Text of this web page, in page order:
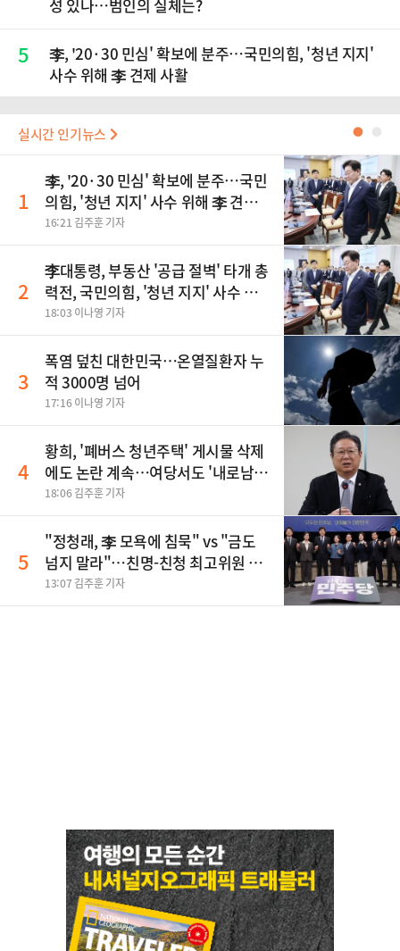
성 있나…범인의 실체는?
5
李, '20·30 민심' 확보에 분주…국민의힘, '청년 지지'
사수 위해 李 견제 사활
실시간 인기뉴스 ●
1
李, '20·30 민심' 확보에 분주…국민
의힘, '청년 지지' 사수 위해 李 견제
사활
16:21 김주훈 기자
2
李대통령, 부동산 '공급 절벽' 타개 총
력전, 국민의힘, '청년 지지' 사수 위
해 李 견제 사활 등
18:03 이나영 기자
3
폭염 덮친 대한민국…온열질환자 누
적 3000명 넘어
17:16 이나영 기자
4
황희, '폐버스 청년주택' 게시물 삭제
에도 논란 계속…여당서도 '내로남
불' 비판
18:06 김주훈 기자
5
"정청래, 李 모욕에 침묵" vs "금도
넘지 말라"…친명-친청 최고위원 후
보, 제주서 격돌
13:07 김주훈 기자